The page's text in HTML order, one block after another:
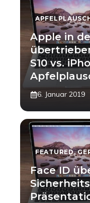
Apple in
S10 vs.
6. Januar 2019
FEATURED,
Face ID